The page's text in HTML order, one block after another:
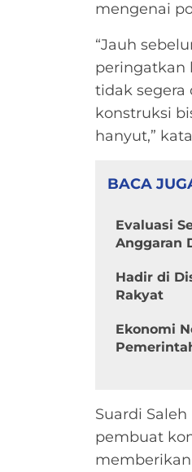
mengenai
“Jauh
peringatkan
tidak segera
konstruksi
hanyut,”
BACA
Evaluasi
Anggaran
Hadir di
Rakyat
Ekonomi
Suardi
pembuat